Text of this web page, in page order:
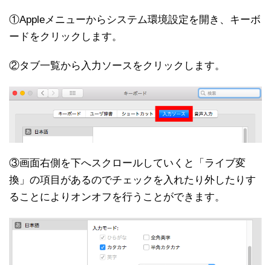
①Appleメニューからシステム環境設定を開き、キーボ
ードをクリックします。
②タブ一覧から入力ソースをクリックします。
③画面右側を下へスクロールしていくと「ライブ変
換」の項目があるのでチェックを入れたり外したりす
ることによりオンオフを行うことができます。